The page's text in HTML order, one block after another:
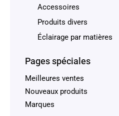
Accessoires
Produits divers
Éclairage par matières
Pages spéciales
Meilleures ventes
Nouveaux produits
Marques